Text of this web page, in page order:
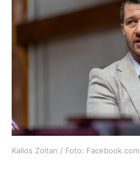
Kallos Zoltan / Foto: Facebook.com